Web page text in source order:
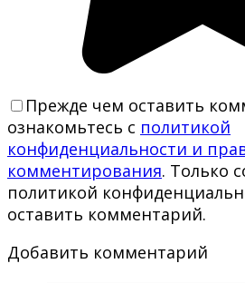
Прежде чем оставить
ознакомьтесь с политикой
конфиденциальности и
комментирования. Только
политикой
оставить комментарий.
Добавить комментарий